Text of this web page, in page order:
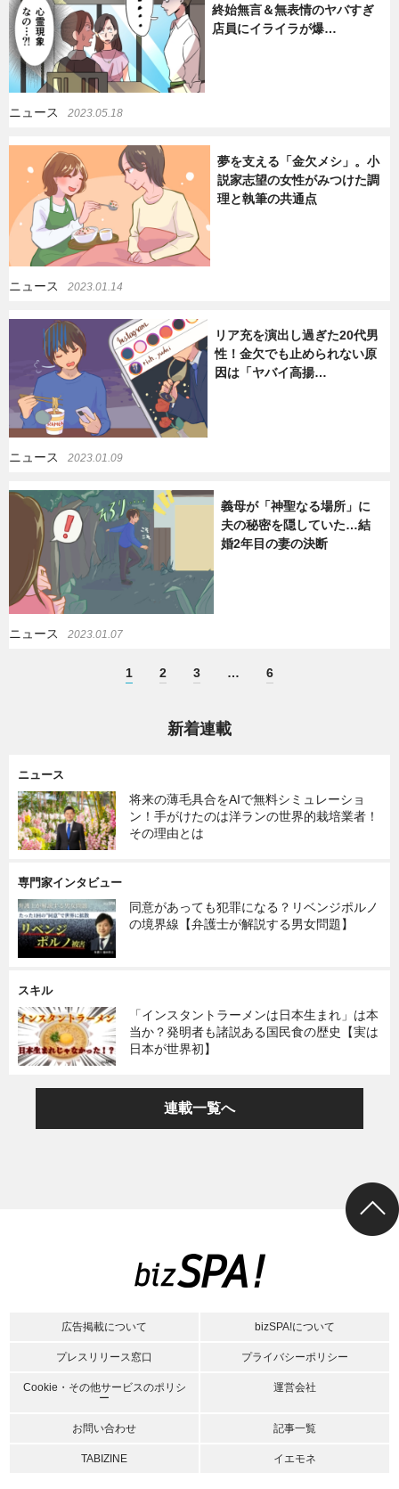
終始無言＆無表情のヤバすぎ
店員にイライラが爆…
ニュース 2023.05.18
夢を支える「金欠メシ」。小
説家志望の女性がみつけた調
理と執筆の共通点
ニュース 2023.01.14
リア充を演出し過ぎた20代男
性！金欠でも止められない原
因は「ヤバイ高揚…
ニュース 2023.01.09
義母が「神聖なる場所」に
夫の秘密を隠していた…結
婚2年目の妻の決断
ニュース 2023.01.07
1 2 3 … 6
新着連載
ニュース
将来の薄毛具合をAIで無料シミュレーショ
ン！手がけたのは洋ランの世界的栽培業者！
その理由とは
専門家インタビュー
同意があっても犯罪になる？リベンジポルノ
の境界線【弁護士が解説する男女問題】
スキル
「インスタントラーメンは日本生まれ」は本
当か？発明者も諸説ある国民食の歴史【実は
日本が世界初】
連載一覧へ
広告掲載について bizSPA!について
プレスリリース窓口 プライバシーポリシー
Cookie・その他サービスのポリシ
ー
運営会社
お問い合わせ 記事一覧
TABIZINE イエモネ